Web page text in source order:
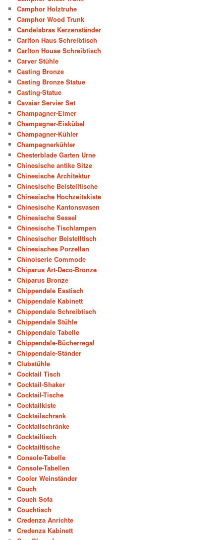
Camphor Holztruhe
Camphor Wood Trunk
Candelabras Kerzenständer
Carlton Haus Schreibtisch
Carlton House Schreibtisch
Carver Stühle
Casting Bronze
Casting Bronze Statue
Casting-Statue
Cavaiar Servier Set
Champagner-Eimer
Champagner-Eiskübel
Champagner-Kühler
Champagnerkühler
Chesterblade Garten Urne
Chinesische antike Sitze
Chinesische Architektur
Chinesische Beistelltische
Chinesische Hochzeitskiste
Chinesische Kantonsvasen
Chinesische Sessel
Chinesische Tischlampen
Chinesischer Beistelltisch
Chinesisches Porzellan
Chinoiserie Commode
Chiparus Art-Deco-Bronze
Chiparus Bronze
Chippendale Esstisch
Chippendale Kabinett
Chippendale Schreibtisch
Chippendale Stühle
Chippendale Tabelle
Chippendale-Bücherregal
Chippendale-Ständer
Clubstühle
Cocktail Tisch
Cocktail-Shaker
Cocktail-Tische
Cocktailkiste
Cocktailschrank
Cocktailschränke
Cocktailtisch
Cocktailtische
Console-Tabelle
Console-Tabellen
Cooler Weinständer
Couch
Couch Sofa
Couchtisch
Credenza Anrichte
Credenza Kabinett